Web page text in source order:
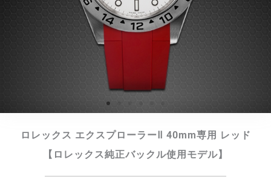
ロレックス エクスプローラーⅡ 40mm専用 レッド
【ロレックス純正バックル使用モデル】